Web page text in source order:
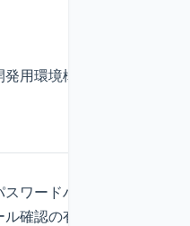
発用環境構築
スワードハッシュ方式・メ
ル確認の有無